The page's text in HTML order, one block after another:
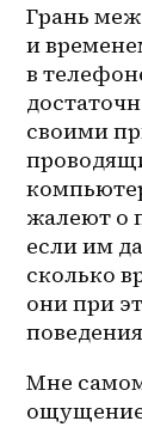
Грань
и
в
своими
жалеют о
если им
сколько
они при
Мне